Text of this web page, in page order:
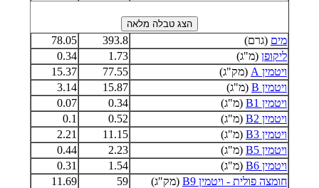
מים (גרם) 393.8
78.05
ליקופן (מ"ג) 1.73
0.34
ויטמין A
(מק"ג) 77.55
15.37
ויטמין B
(מ"ג) 15.87
3.14
ויטמין B1
(מ"ג) 0.34
0.07
ויטמין B2
(מ"ג) 0.52
0.1
ויטמין B3
(מ"ג) 11.15
2.21
ויטמין B5
(מ"ג) 2.23
0.44
ויטמין B6
(מ"ג) 1.54
0.31
חומצה פולית - ויטמין B9
(מק"ג) 59
11.69